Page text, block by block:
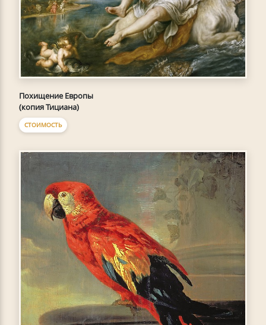
Похищение Европы
(копия Тициана)
СТОИМОСТЬ